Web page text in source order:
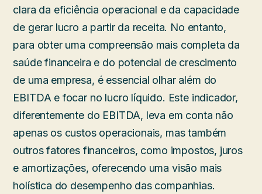
clara da eficiência operacional e da capacidade
de gerar lucro a partir da receita. No entanto,
para obter uma compreensão mais completa da
saúde financeira e do potencial de crescimento
de uma empresa, é essencial olhar além do
EBITDA e focar no lucro líquido. Este indicador,
diferentemente do EBITDA, leva em conta não
apenas os custos operacionais, mas também
outros fatores financeiros, como impostos, juros
e amortizações, oferecendo uma visão mais
holística do desempenho das companhias.